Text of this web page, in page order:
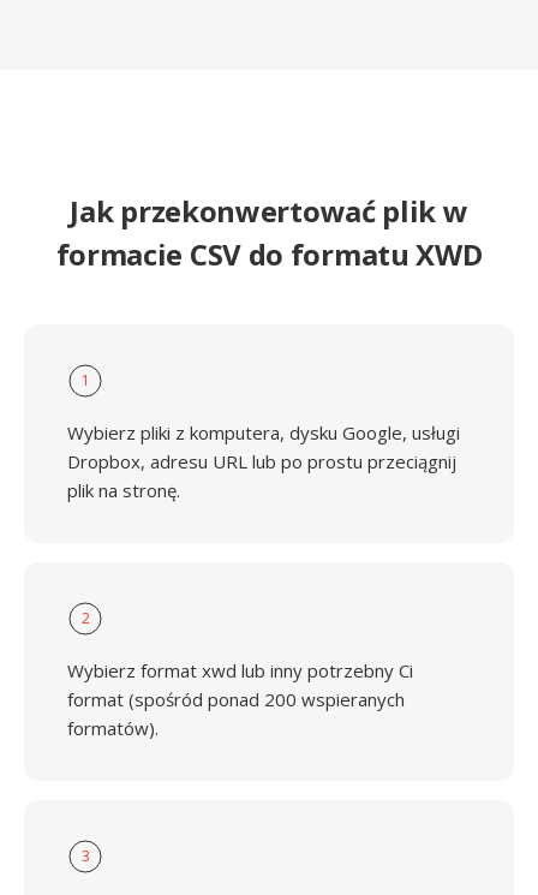
Jak przekonwertować plik w
formacie CSV do formatu XWD
1
Wybierz pliki z komputera, dysku Google, usługi
Dropbox, adresu URL lub po prostu przeciągnij
plik na stronę.
2
Wybierz format xwd lub inny potrzebny Ci
format (spośród ponad 200 wspieranych
formatów).
3